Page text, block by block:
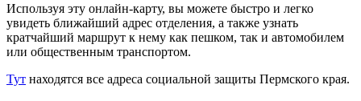
Используя эту онлайн-карту, вы можете быстро и легко
увидеть ближайший адрес отделения, а также узнать
кратчайший маршрут к нему как пешком, так и автомобилем
или общественным транспортом.
Тут находятся все адреса социальной защиты Пермского края.